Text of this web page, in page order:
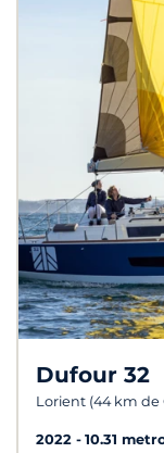
Dufour 32
Lorient (44 km de
2022
10.31